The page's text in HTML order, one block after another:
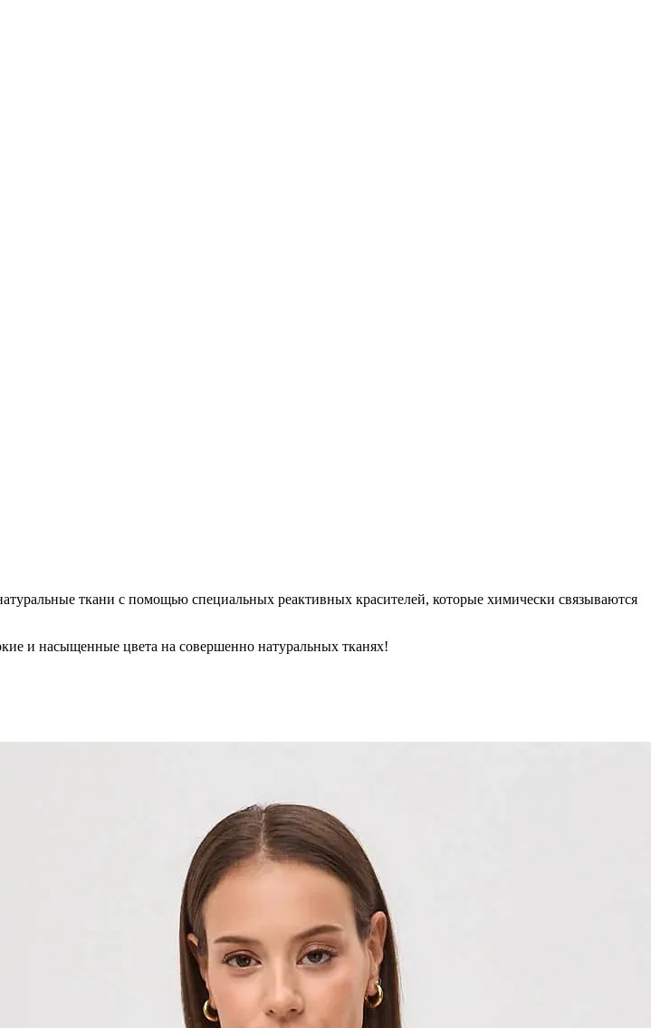
ткани с помощью специальных реактивных красителей, которые химически связываются
и насыщенные цвета на совершенно натуральных тканях!